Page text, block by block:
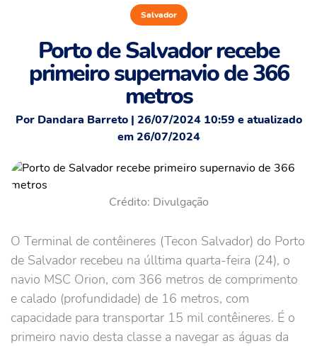
Salvador
Porto de Salvador recebe
primeiro supernavio de 366
metros
Por Dandara Barreto | 26/07/2024 10:59 e atualizado
em 26/07/2024
Crédito: Divulgação
O Terminal de contêineres (Tecon Salvador) do Porto
de Salvador recebeu na úlltima quarta-feira (24), o
navio MSC Orion, com 366 metros de comprimento
e calado (profundidade) de 16 metros, com
capacidade para transportar 15 mil contêineres. É o
primeiro navio desta classe a navegar as águas da